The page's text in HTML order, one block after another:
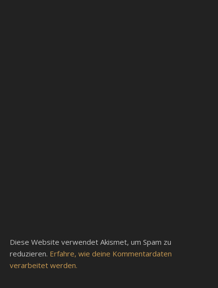
Diese Website verwendet Akismet, um Spam zu
reduzieren. Erfahre, wie deine Kommentardaten
verarbeitet werden.